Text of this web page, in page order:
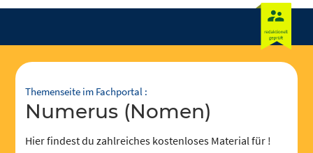
Themenseite im Fachportal :
Numerus (Nomen)
Hier findest du zahlreiches kostenloses Material für !